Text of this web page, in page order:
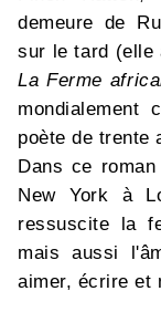
demeure de
sur le tard (elle
La Ferme
mondialement
poète de trente
Dans ce
New York à
ressuscite la
mais aussi
aimer, écrire et